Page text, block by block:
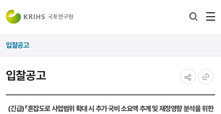
입찰공고
입찰공고
복사
(긴급)「혼잡도로 사업범위 확대 시 추가 국비 소요액 추계 및 재정영향 분석을 위한